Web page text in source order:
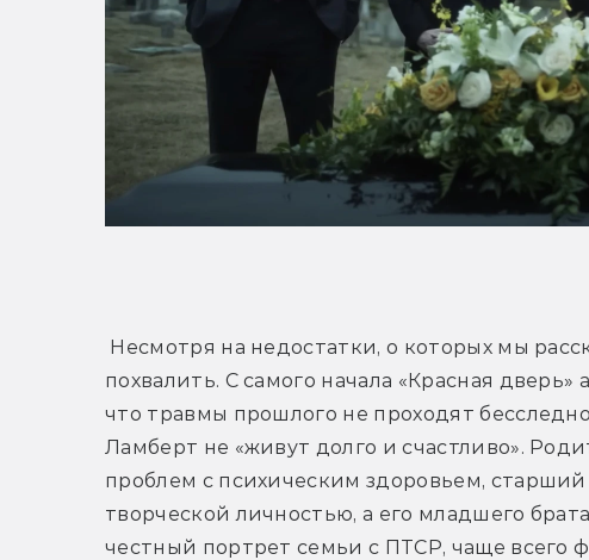
Несмотря на недостатки, о которых мы
похвалить. С самого начала «Красная
что травмы прошлого не проходят
Ламберт не «живут долго и счастливо».
проблем с психическим здоровьем,
творческой личностью, а его младшего
честный портрет семьи с ПТСР, чаще всего